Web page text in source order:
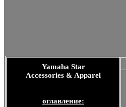
Yamaha Star
Accessories & Apparel
оглавление: